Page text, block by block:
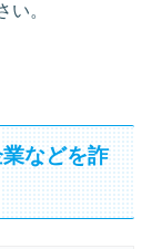
い。
などを詐